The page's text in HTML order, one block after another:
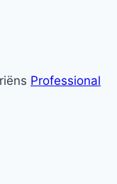
Professional